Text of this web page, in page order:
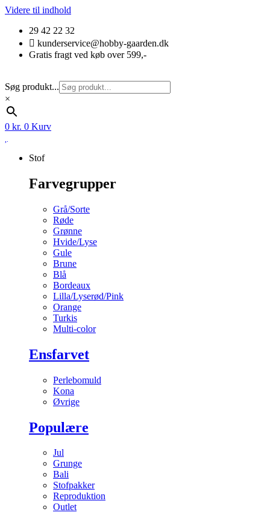
Videre til indhold
29 42 22 32
kunderservice@hobby-gaarden.dk
Gratis fragt ved køb over 599,-
Søg produkt...
×
0 kr. 0 Kurv
Stof
Farvegrupper
Grå/Sorte
Røde
Grønne
Hvide/Lyse
Gule
Brune
Blå
Bordeaux
Lilla/Lyserød/Pink
Orange
Turkis
Multi-color
Ensfarvet
Perlebomuld
Kona
Øvrige
Populære
Jul
Grunge
Bali
Stofpakker
Reproduktion
Outlet